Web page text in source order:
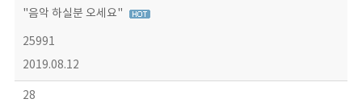
"음악 하실분 오세요"
25991
2019.08.12
28